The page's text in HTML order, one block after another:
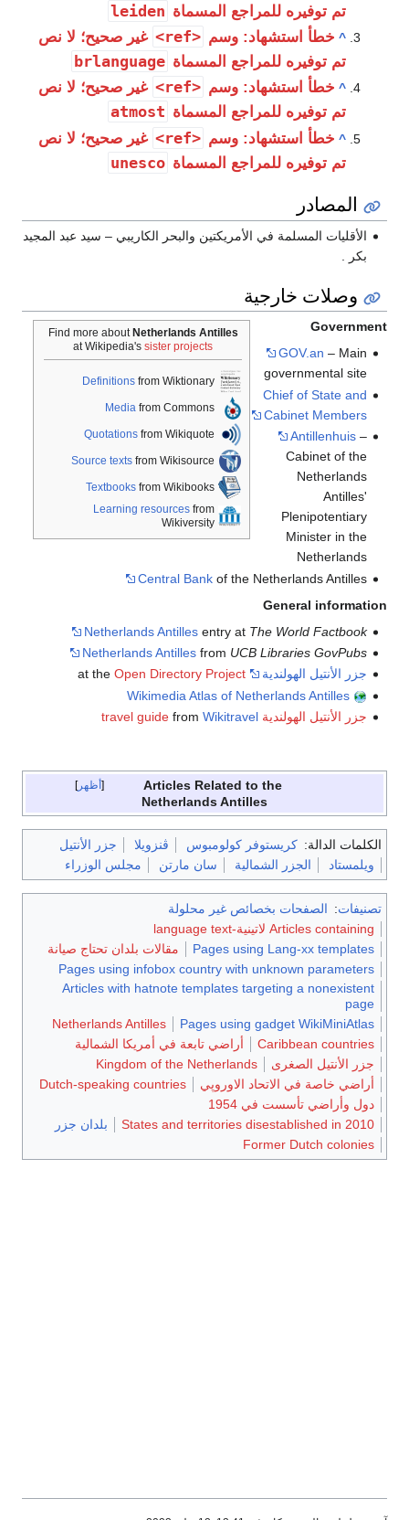
تم توفيره للمراجع المسماة leiden
^ خطأ استشهاد: وسم <ref>
غير صحيح؛ لا نص
تم توفيره للمراجع المسماة brlanguage
^ خطأ استشهاد: وسم <ref>
غير صحيح؛ لا نص
تم توفيره للمراجع المسماة atmost
^ خطأ استشهاد: وسم <ref>
غير صحيح؛ لا نص
تم توفيره للمراجع المسماة unesco
المصادر
الأقليات المسلمة في الأمريكتين والبحر الكاريبي – سيد عبد المجيد
بكر .
وصلات خارجية
Find more about Netherlands Antilles
at Wikipedia'ssister projects
Definitions from Wiktionary
Media from Commons
Quotations from Wikiquote
Source texts from Wikisource
Textbooks from Wikibooks
Learning resources from
Wikiversity
Government
GOV.an – Main
governmental site
Chief of State and
Cabinet Members
Antillenhuis–
Cabinet of the
Netherlands
Antilles'
Plenipotentiary
Minister in the
Netherlands
Central Bankof the Netherlands Antilles
General information
Netherlands Antillesentry at The World Factbook
Netherlands Antillesfrom UCB Libraries GovPubs
جزر الأنتيل الهولندية
at the
Open Directory Project
Wikimedia Atlas of Netherlands Antilles
جزر الأنتيل الهولندية travel guide
from Wikitravel
أظهر
Articles Related to the
Netherlands Antilles
الكلمات الدالة: كريستوفر كولومبوس ڤنزويلا
جزر الأنتيل
ويلمستاد
الجزر الشمالية سان مارتن مجلس الوزراء
تصنيفات: الصفحات بخصائص غير محلولة
Articles containing لاتينية-language text
Pages using Lang-xx templates
مقالات بلدان تحتاج صيانة
Pages using infobox country with unknown parameters
Articles with hatnote templates targeting a nonexistent
page
Pages using gadget WikiMiniAtlas
Netherlands Antilles
Caribbean countries
أراضي تابعة في أمريكا الشمالية
جزر الأنتيل الصغرى
Kingdom of the Netherlands
أراضي خاصة في الاتحاد الاوروپي
Dutch-speaking countries
دول وأراضي تأسست في 1954
States and territories disestablished in 2010
بلدان جزر
Former Dutch colonies